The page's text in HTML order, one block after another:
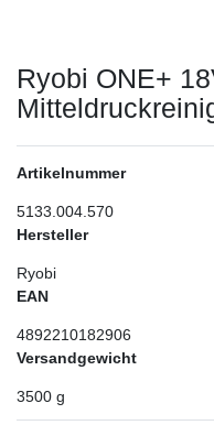
Ryobi ONE+
Artikelnummer
5133.004.570
Hersteller
Ryobi
EAN
4892210182906
Versandgewicht
3500 g